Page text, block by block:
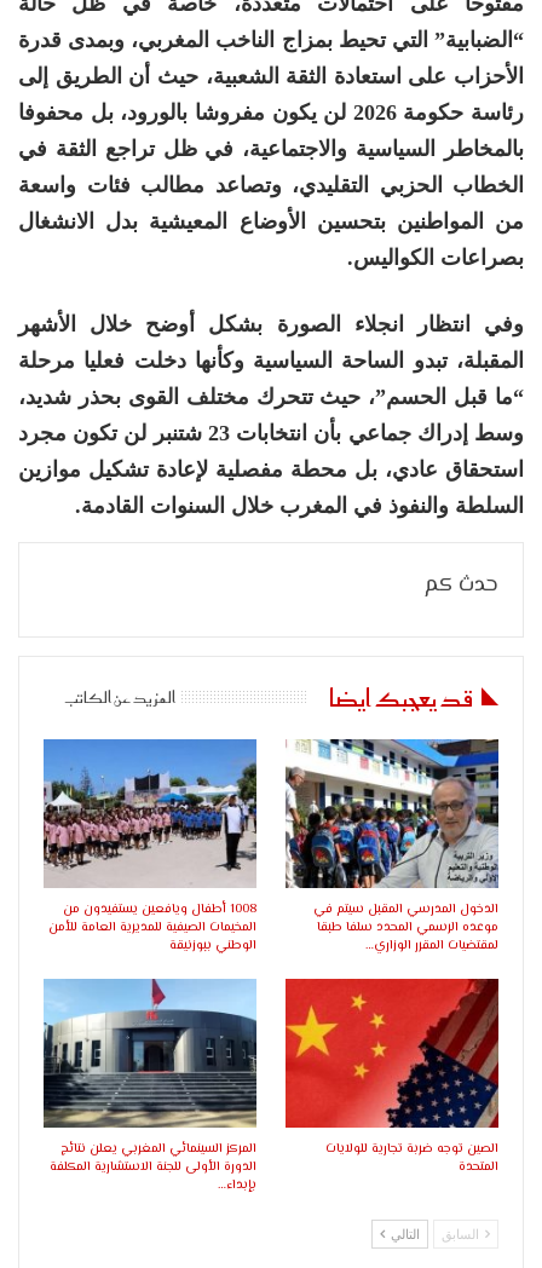
“الضبابية” التي تحيط بمزاج الناخب المغربي، وبمدى قدرة
الأحزاب على استعادة الثقة الشعبية، حيث أن الطريق إلى
رئاسة حكومة 2026 لن يكون مفروشا بالورود، بل محفوفا
بالمخاطر السياسية والاجتماعية، في ظل تراجع الثقة في
الخطاب الحزبي التقليدي، وتصاعد مطالب فئات واسعة
من المواطنين بتحسين الأوضاع المعيشية بدل الانشغال
بصراعات الكواليس.
وفي انتظار انجلاء الصورة بشكل أوضح خلال الأشهر
المقبلة، تبدو الساحة السياسية وكأنها دخلت فعليا مرحلة
“ما قبل الحسم”، حيث تتحرك مختلف القوى بحذر شديد،
وسط إدراك جماعي بأن انتخابات 23 شتنبر لن تكون مجرد
استحقاق عادي، بل محطة مفصلية لإعادة تشكيل موازين
السلطة والنفوذ في المغرب خلال السنوات القادمة.
حدث كم
قد يعجبك ايضا المزيد عن الكاتب
الدخول المدرسي المقبل سیتم في
موعده الرسمي المحدد سلفا طبقا
لمقتضیات المقرر الوزاري…
1008 أطفال ويافعين يستفيدون من
المخيمات الصيفية للمديرية العامة للأمن
الوطني ببوزنيقة
الصين توجه ضربة تجارية للولايات
المتحدة
المركز السينمائي المغربي يعلن نتائج
الدورة الأولى للجنة الاستشارية المكلفة
بإبداء…
السابق التالي